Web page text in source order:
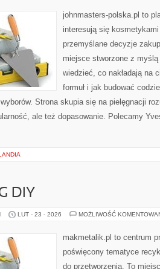
johnmasters-polska.pl to
interesują się
przemyślane decyzje
miejsce stworzone z
wiedzieć, co nakładają na
formuł i jak budować
Strona skupia się na pielęgnacji
ale też dopasowanie. Polecamy
DIY
LUT - 23 - 2026 MOŻLIWOŚĆ
makmetalik.pl to centrum
poświęcony tematyce
do przetworzenia. To